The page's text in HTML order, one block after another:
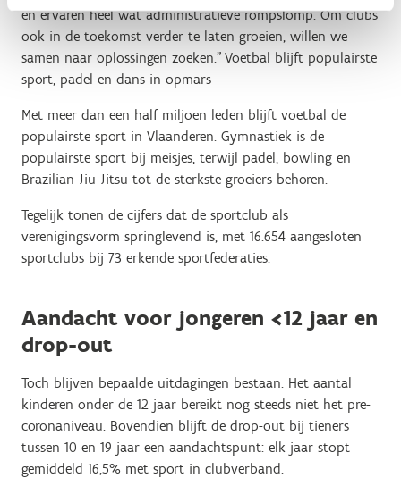
en ervaren heel wat administratieve rompslomp. Om clubs
ook in de toekomst verder te laten groeien, willen we
samen naar oplossingen zoeken.” Voetbal blijft populairste
sport, padel en dans in opmars
Met meer dan een half miljoen leden blijft voetbal de
populairste sport in Vlaanderen. Gymnastiek is de
populairste sport bij meisjes, terwijl padel, bowling en
Brazilian Jiu-Jitsu tot de sterkste groeiers behoren.
Tegelijk tonen de cijfers dat de sportclub als
verenigingsvorm springlevend is, met 16.654 aangesloten
sportclubs bij 73 erkende sportfederaties.
Aandacht voor jongeren <12 jaar en
drop-out
Toch blijven bepaalde uitdagingen bestaan. Het aantal
kinderen onder de 12 jaar bereikt nog steeds niet het pre-
coronaniveau. Bovendien blijft de drop-out bij tieners
tussen 10 en 19 jaar een aandachtspunt: elk jaar stopt
gemiddeld 16,5% met sport in clubverband.